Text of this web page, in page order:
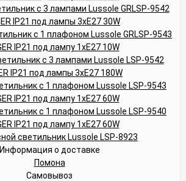
Информация о доставке
Помона
Самовывоз